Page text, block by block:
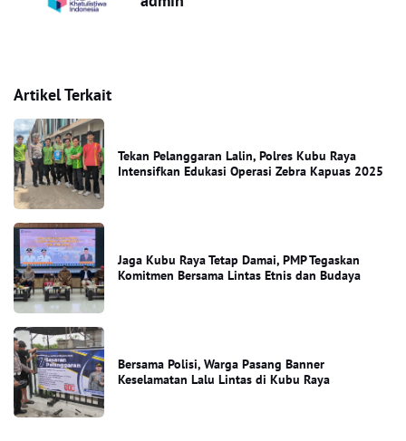
Artikel Terkait
Tekan Pelanggaran Lalin, Polres Kubu Raya
Intensifkan Edukasi Operasi Zebra Kapuas 2025
Jaga Kubu Raya Tetap Damai, PMP Tegaskan
Komitmen Bersama Lintas Etnis dan Budaya
Bersama Polisi, Warga Pasang Banner
Keselamatan Lalu Lintas di Kubu Raya